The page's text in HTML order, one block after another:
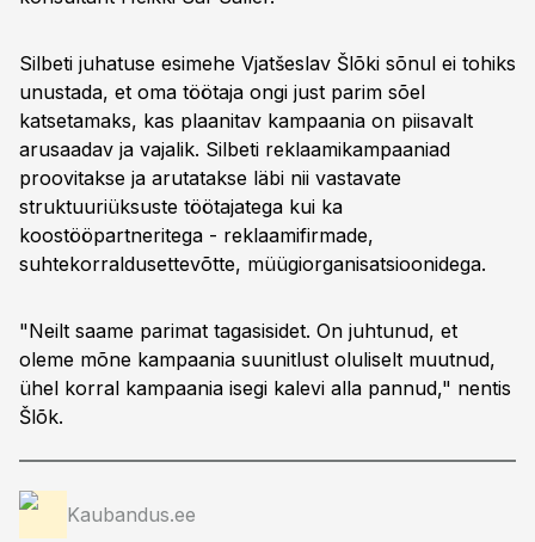
Silbeti juhatuse esimehe Vjatšeslav Šlõki sõnul ei tohiks
unustada, et oma töötaja ongi just parim sõel
katsetamaks, kas plaanitav kampaania on piisavalt
arusaadav ja vajalik. Silbeti reklaamikampaaniad
proovitakse ja arutatakse läbi nii vastavate
struktuuriüksuste töötajatega kui ka
koostööpartneritega - reklaamifirmade,
suhtekorraldusettevõtte, müügiorganisatsioonidega.
"Neilt saame parimat tagasisidet. On juhtunud, et
oleme mõne kampaania suunitlust oluliselt muutnud,
ühel korral kampaania isegi kalevi alla pannud," nentis
Šlõk.
Kaubandus.ee